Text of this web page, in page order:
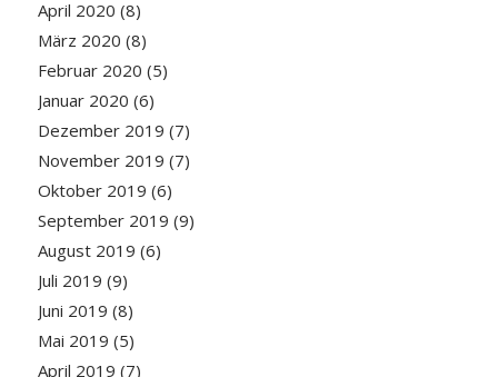
April 2020 (8)
März 2020 (8)
Februar 2020 (5)
Januar 2020 (6)
Dezember 2019 (7)
November 2019 (7)
Oktober 2019 (6)
September 2019 (9)
August 2019 (6)
Juli 2019 (9)
Juni 2019 (8)
Mai 2019 (5)
April 2019 (7)